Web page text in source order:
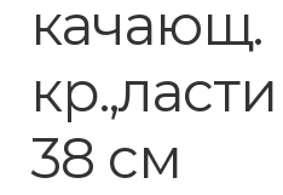
качающ.
38 см